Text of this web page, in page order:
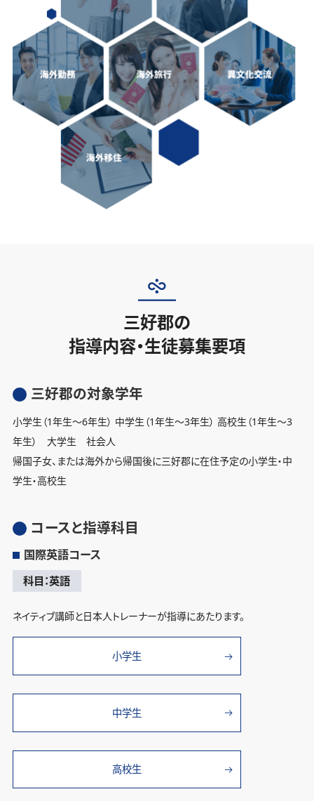
三好郡の
指導内容・生徒募集要項
三好郡の対象学年
小学生（1年生〜6年生） 中学生（1年生〜3年生） 高校生（1年生〜3
年生） 大学生 社会人
帰国子女、または海外から帰国後に三好郡に在住予定の小学生・中
学生・高校生
コースと指導科目
国際英語コース
科目：英語
ネイティブ講師と日本人トレーナーが指導にあたります。
小学生
中学生
高校生